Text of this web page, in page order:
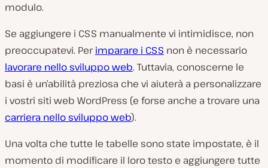
modulo.
Se aggiungere i CSS manualmente vi intimidisce, non
preoccupatevi. Perimparare i CSS non è necessario
lavorare nello sviluppo web. Tuttavia, conoscerne le
basi è un’abilità preziosa che vi aiuterà a personalizzare
i vostri siti web WordPress (e forse anche a trovare una
carriera nello sviluppo web).
Una volta che tutte le tabelle sono state impostate, è il
momento di modificare il loro testo e aggiungere tutte